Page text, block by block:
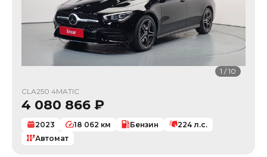
1 /10
CLA250 4MATIC
4 080 866 ₽
2023 18 062 км Бензин 224 л.с.
Автомат